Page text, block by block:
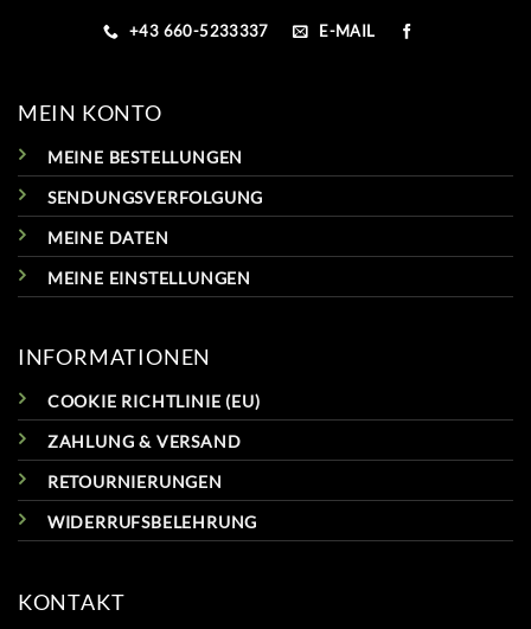
+43 660-5233337 E-MAIL
MEIN KONTO
MEINE BESTELLUNGEN
SENDUNGSVERFOLGUNG
MEINE DATEN
MEINE EINSTELLUNGEN
INFORMATIONEN
COOKIE RICHTLINIE (EU)
ZAHLUNG & VERSAND
RETOURNIERUNGEN
WIDERRUFSBELEHRUNG
KONTAKT